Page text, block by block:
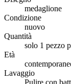
medaglione
Condizione
nuovo
Quantità
solo 1 pezzo
Età
Lavaggio
Pulire con